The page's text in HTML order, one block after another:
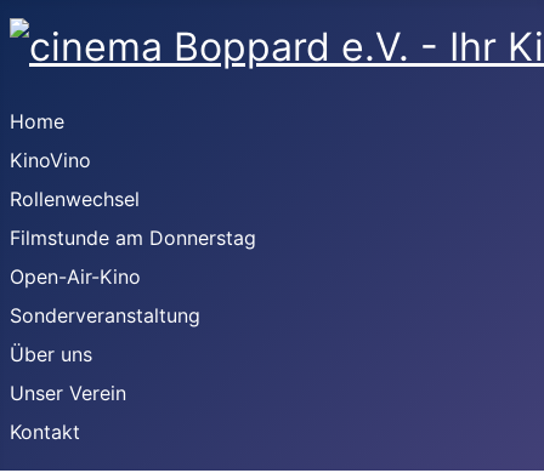
Home
KinoVino
Rollenwechsel
Filmstunde am Donnerstag
Open-Air-Kino
Sonderveranstaltung
Über uns
Unser Verein
Kontakt